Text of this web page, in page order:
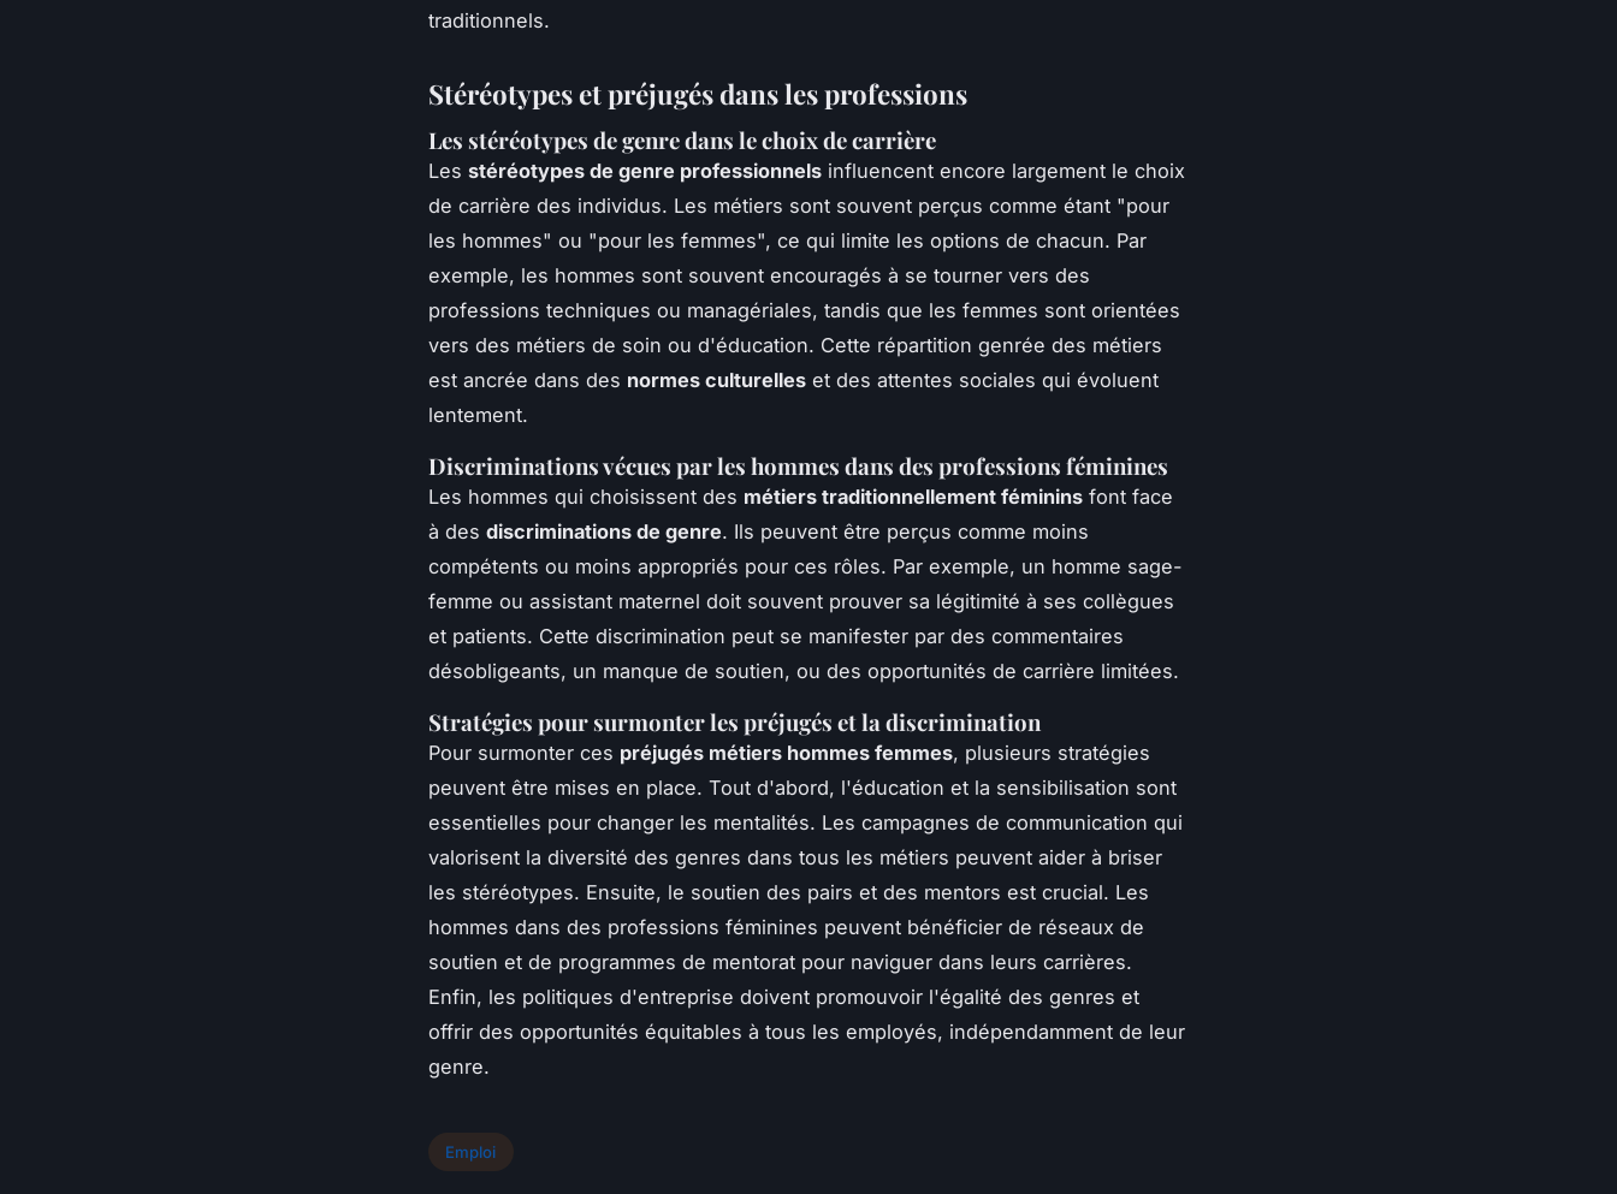
traditionnels.
Stéréotypes et préjugés dans les professions
Les stéréotypes de genre dans le choix de carrière
Les stéréotypes de genre professionnels influencent encore largement le choix
de carrière des individus. Les métiers sont souvent perçus comme étant "pour
les hommes" ou "pour les femmes", ce qui limite les options de chacun. Par
exemple, les hommes sont souvent encouragés à se tourner vers des
professions techniques ou managériales, tandis que les femmes sont orientées
vers des métiers de soin ou d'éducation. Cette répartition genrée des métiers
est ancrée dans des normes culturelles et des attentes sociales qui évoluent
lentement.
Discriminations vécues par les hommes dans des professions féminines
Les hommes qui choisissent des métiers traditionnellement féminins font face
à des discriminations de genre. Ils peuvent être perçus comme moins
compétents ou moins appropriés pour ces rôles. Par exemple, un homme sage-
femme ou assistant maternel doit souvent prouver sa légitimité à ses collègues
et patients. Cette discrimination peut se manifester par des commentaires
désobligeants, un manque de soutien, ou des opportunités de carrière limitées.
Stratégies pour surmonter les préjugés et la discrimination
Pour surmonter ces préjugés métiers hommes femmes, plusieurs stratégies
peuvent être mises en place. Tout d'abord, l'éducation et la sensibilisation sont
essentielles pour changer les mentalités. Les campagnes de communication qui
valorisent la diversité des genres dans tous les métiers peuvent aider à briser
les stéréotypes. Ensuite, le soutien des pairs et des mentors est crucial. Les
hommes dans des professions féminines peuvent bénéficier de réseaux de
soutien et de programmes de mentorat pour naviguer dans leurs carrières.
Enfin, les politiques d'entreprise doivent promouvoir l'égalité des genres et
offrir des opportunités équitables à tous les employés, indépendamment de leur
genre.
Emploi